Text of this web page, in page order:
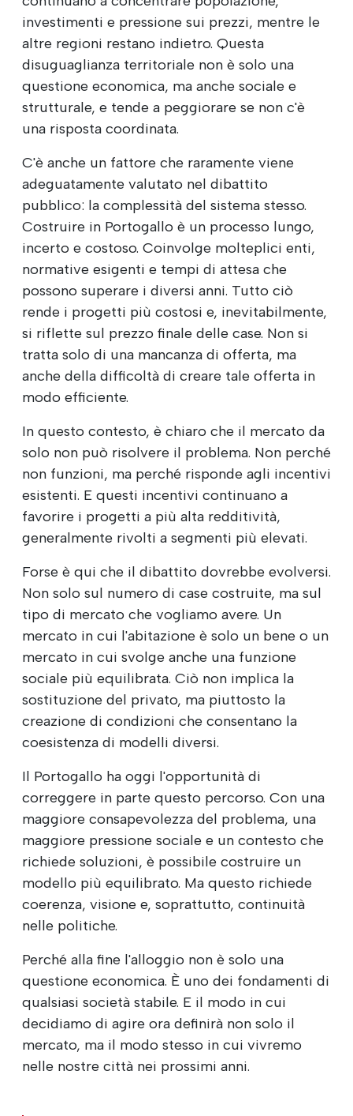
investimenti e pressione sui prezzi, mentre le
altre regioni restano indietro. Questa
disuguaglianza territoriale non è solo una
questione economica, ma anche sociale e
strutturale, e tende a peggiorare se non c'è
una risposta coordinata.
C'è anche un fattore che raramente viene
adeguatamente valutato nel dibattito
pubblico: la complessità del sistema stesso.
Costruire in Portogallo è un processo lungo,
incerto e costoso. Coinvolge molteplici enti,
normative esigenti e tempi di attesa che
possono superare i diversi anni. Tutto ciò
rende i progetti più costosi e, inevitabilmente,
si riflette sul prezzo finale delle case. Non si
tratta solo di una mancanza di offerta, ma
anche della difficoltà di creare tale offerta in
modo efficiente.
In questo contesto, è chiaro che il mercato da
solo non può risolvere il problema. Non perché
non funzioni, ma perché risponde agli incentivi
esistenti. E questi incentivi continuano a
favorire i progetti a più alta redditività,
generalmente rivolti a segmenti più elevati.
Forse è qui che il dibattito dovrebbe evolversi.
Non solo sul numero di case costruite, ma sul
tipo di mercato che vogliamo avere. Un
mercato in cui l'abitazione è solo un bene o un
mercato in cui svolge anche una funzione
sociale più equilibrata. Ciò non implica la
sostituzione del privato, ma piuttosto la
creazione di condizioni che consentano la
coesistenza di modelli diversi.
Il Portogallo ha oggi l'opportunità di
correggere in parte questo percorso. Con una
maggiore consapevolezza del problema, una
maggiore pressione sociale e un contesto che
richiede soluzioni, è possibile costruire un
modello più equilibrato. Ma questo richiede
coerenza, visione e, soprattutto, continuità
nelle politiche.
Perché alla fine l'alloggio non è solo una
questione economica. È uno dei fondamenti di
qualsiasi società stabile. E il modo in cui
decidiamo di agire ora definirà non solo il
mercato, ma il modo stesso in cui vivremo
nelle nostre città nei prossimi anni.